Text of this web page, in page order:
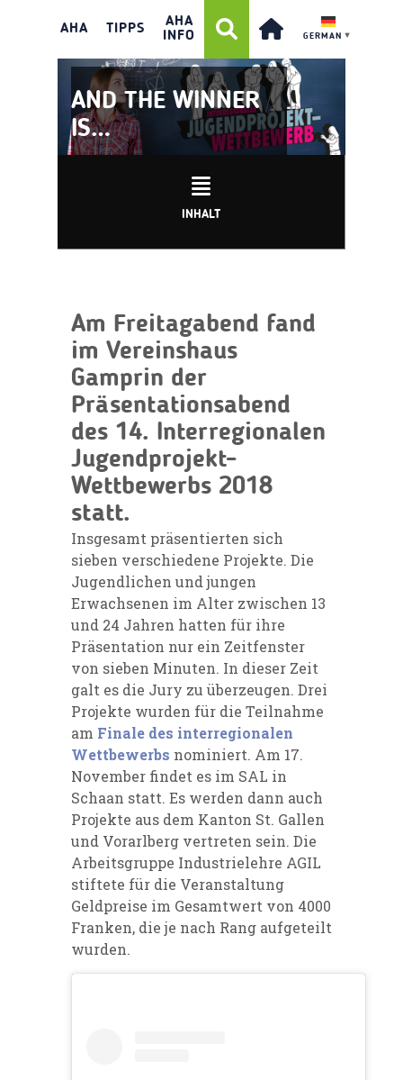
AHA TIPPS
AHA
INFO
GERMAN ▼
AND THE WINNER
IS…
INHALT
Am Freitagabend fand
im Vereinshaus
Gamprin der
Präsentationsabend
des 14. Interregionalen
Jugendprojekt-
Wettbewerbs 2018
statt.
Insgesamt präsentierten sich
sieben verschiedene Projekte. Die
Jugendlichen und jungen
Erwachsenen im Alter zwischen 13
und 24 Jahren hatten für ihre
Präsentation nur ein Zeitfenster
von sieben Minuten. In dieser Zeit
galt es die Jury zu überzeugen. Drei
Projekte wurden für die Teilnahme
am Finale des interregionalen
Wettbewerbs nominiert. Am 17.
November findet es im SAL in
Schaan statt. Es werden dann auch
Projekte aus dem Kanton St. Gallen
und Vorarlberg vertreten sein. Die
Arbeitsgruppe Industrielehre AGIL
stiftete für die Veranstaltung
Geldpreise im Gesamtwert von 4000
Franken, die je nach Rang aufgeteilt
wurden.